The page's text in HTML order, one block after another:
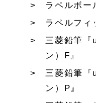
ラペルボー
ラペルフィ
三菱鉛筆
ン）F』
三菱鉛筆
ン）P』